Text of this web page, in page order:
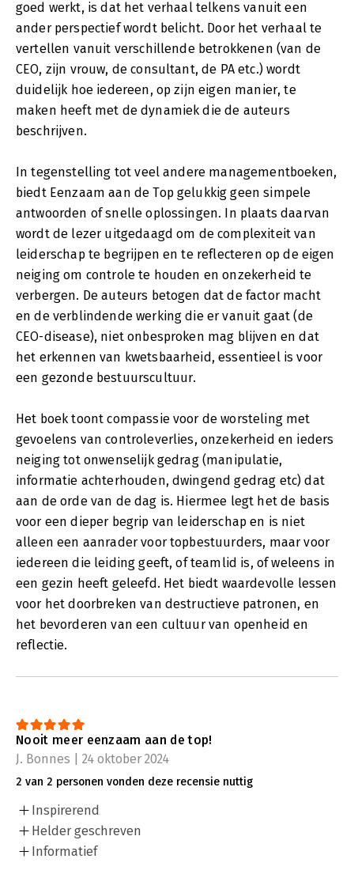
goed werkt, is dat het verhaal telkens vanuit een
ander perspectief wordt belicht. Door het verhaal te
vertellen vanuit verschillende betrokkenen (van de
CEO, zijn vrouw, de consultant, de PA etc.) wordt
duidelijk hoe iedereen, op zijn eigen manier, te
maken heeft met de dynamiek die de auteurs
beschrijven.
In tegenstelling tot veel andere managementboeken,
biedt Eenzaam aan de Top gelukkig geen simpele
antwoorden of snelle oplossingen. In plaats daarvan
wordt de lezer uitgedaagd om de complexiteit van
leiderschap te begrijpen en te reflecteren op de eigen
neiging om controle te houden en onzekerheid te
verbergen. De auteurs betogen dat de factor macht
en de verblindende werking die er vanuit gaat (de
CEO-disease), niet onbesproken mag blijven en dat
het erkennen van kwetsbaarheid, essentieel is voor
een gezonde bestuurscultuur.
Het boek toont compassie voor de worsteling met
gevoelens van controleverlies, onzekerheid en ieders
neiging tot onwenselijk gedrag (manipulatie,
informatie achterhouden, dwingend gedrag etc) dat
aan de orde van de dag is. Hiermee legt het de basis
voor een dieper begrip van leiderschap en is niet
alleen een aanrader voor topbestuurders, maar voor
iedereen die leiding geeft, of teamlid is, of weleens in
een gezin heeft geleefd. Het biedt waardevolle lessen
voor het doorbreken van destructieve patronen, en
het bevorderen van een cultuur van openheid en
reflectie.
Nooit meer eenzaam aan de top!
J. Bonnes | 24 oktober 2024
2 van 2 personen vonden deze recensie nuttig
Inspirerend
Helder geschreven
Informatief